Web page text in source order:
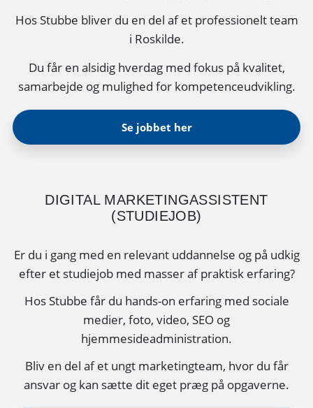
Hos Stubbe bliver du en del af et professionelt team
i Roskilde.
Du får en alsidig hverdag med fokus på kvalitet,
samarbejde og mulighed for kompetenceudvikling.
Se jobbet her
DIGITAL MARKETINGASSISTENT
(STUDIEJOB)
Er du i gang med en relevant uddannelse og på udkig
efter et studiejob med masser af praktisk erfaring?
Hos Stubbe får du hands-on erfaring med sociale
medier, foto, video, SEO og
hjemmesideadministration.
Bliv en del af et ungt marketingteam, hvor du får
ansvar og kan sætte dit eget præg på opgaverne.